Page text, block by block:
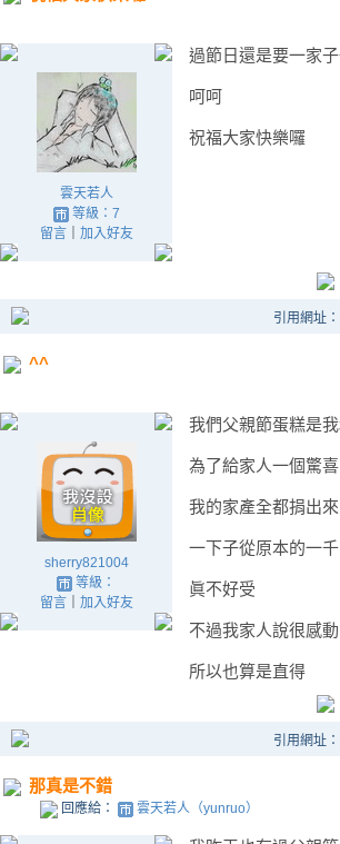
雲天若人
等級：7
留言｜ 加入好友
過節日還是要一家
呵呵
祝福大家快樂囉
引用網址
^^
sherry821004
等級：
留言｜ 加入好友
我們父親節蛋糕是
為了給家人一個驚喜
我的家產全都捐出來
一下子從原本的一
眞不好受
不過我家人說很感動
所以也算是直得
引用網址
那真是不錯
回應給： 雲天若人（yunruo）